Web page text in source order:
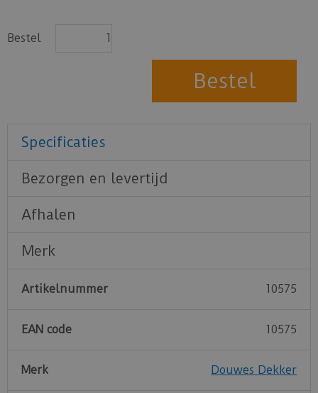
Bestel
Specificaties
Bezorgen en levertijd
Afhalen
Merk
Artikelnummer 10575
EAN code 10575
Merk Douwes Dekker